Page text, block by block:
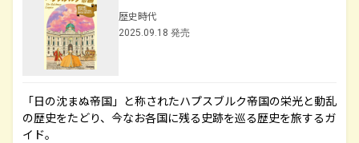
歴史時代
2025.09.18 発売
「日の沈まぬ帝国」と称されたハプスブルク帝国の栄光と動乱
の歴史をたどり、今なお各国に残る史跡を巡る歴史を旅するガ
イド。